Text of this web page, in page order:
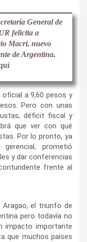
General de
felicita a
Macri, nuevo
de Argentina.
a 9,60 pesos y
Pero con unas
déficit fiscal y
que ver con qué
Por lo pronto, ya
prometió
y dar conferencias
frente al
Aragao, el triunfo de
pero todavía no
impacto importante
que muchos países